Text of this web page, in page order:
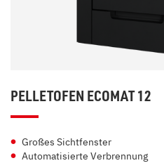
PELLETOFEN ECOMAT 12
Großes Sichtfenster
Automatisierte Verbrennung